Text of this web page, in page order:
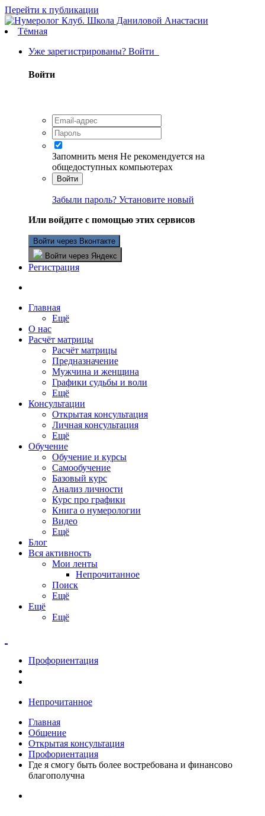
Перейти к публикации
Тёмная
Уже зарегистрированы? Войти
Войти
Запомнить меня Не рекомендуется на
общедоступных компьютерах
Войти
Забыли пароль? Установите новый
Или войдите с помощью этих сервисов
Войти через Вконтакте
Войти через Яндекс
Регистрация
Главная
Ещё
О нас
Расчёт матрицы
Расчёт матрицы
Предназначение
Мужчина и женщина
Графики судьбы и воли
Ещё
Консультации
Открытая консультация
Личная консультация
Ещё
Обучение
Обучение и курсы
Самообучение
Базовый курс
Анализ личности
Курс про графики
Книга о нумерологии
Видео
Ещё
Блог
Вся активность
Мои ленты
Непрочитанное
Поиск
Ещё
Ещё
Ещё
Профориентация
Непрочитанное
Главная
Общение
Открытая консультация
Профориентация
Где я смогу быть более востребована и финансово
благополучна